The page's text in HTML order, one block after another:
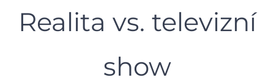
Realita vs. televizní
show